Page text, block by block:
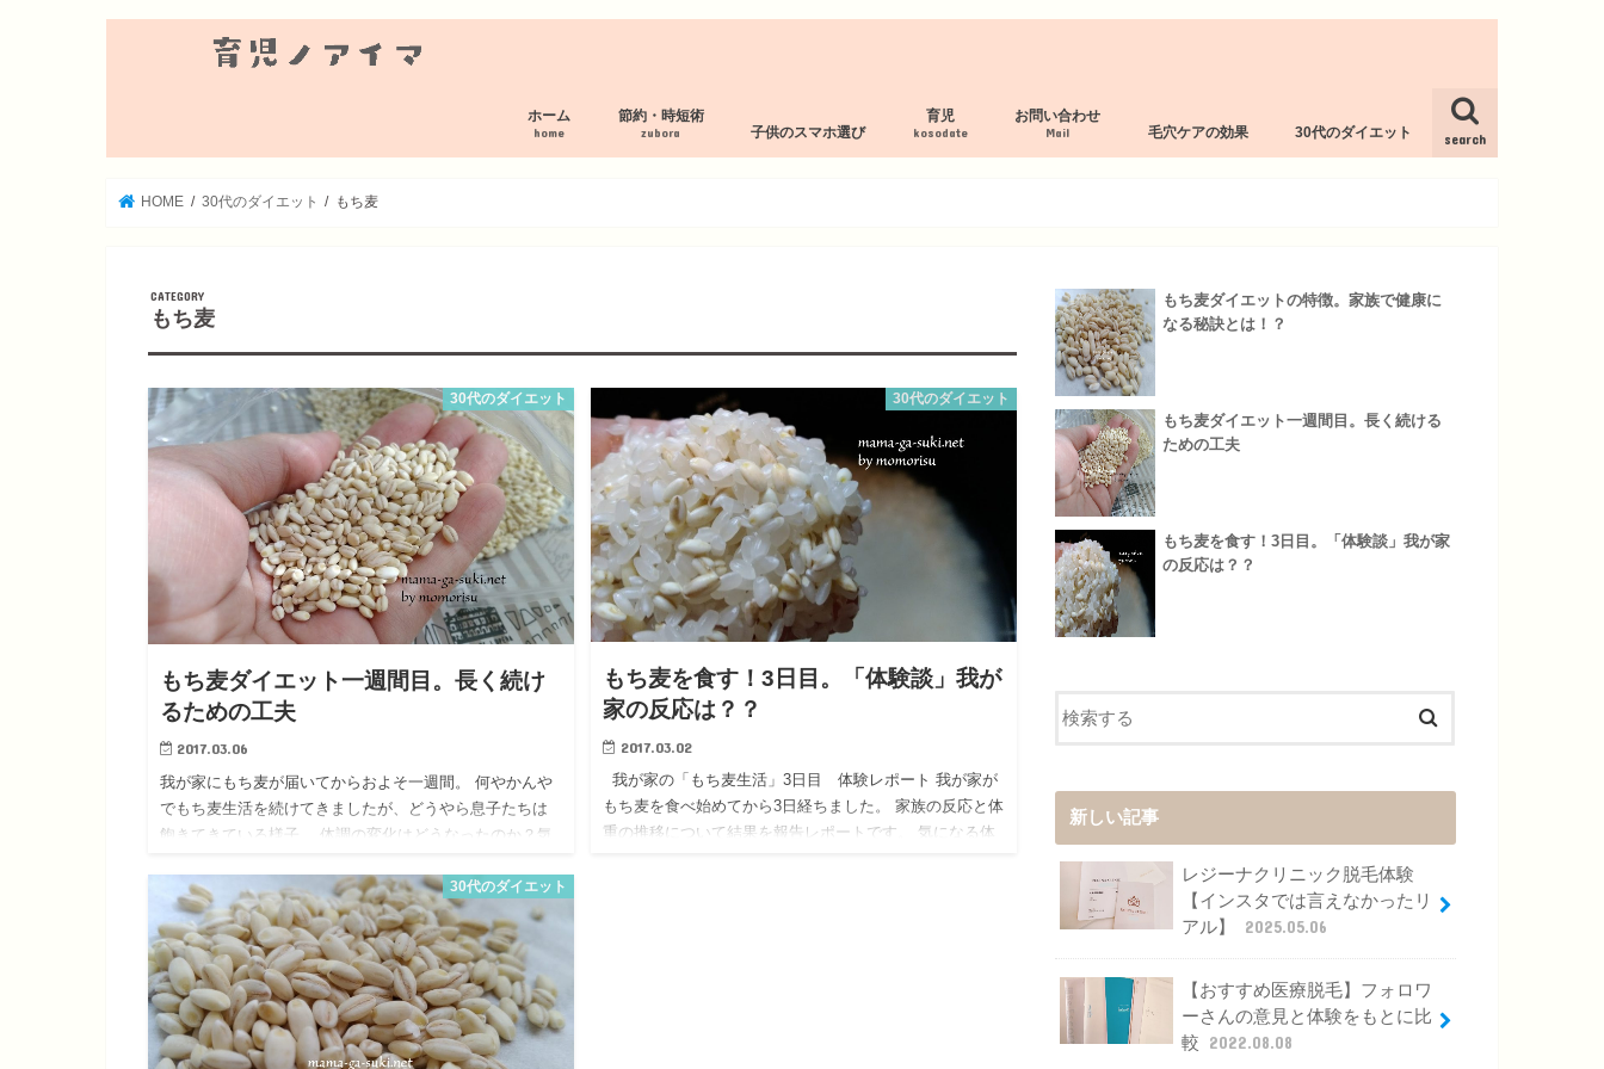
search
ホーム
home
節約・時短術
zubora 子供のスマホ選び
育児
kosodate
お問い合わせ
Mail 毛穴ケアの効果 30代のダイエット
HOME 30代のダイエット もち麦
もち麦
30代のダイエット
もち麦ダイエット一週間目。長く続け
るための工夫
2017.03.06
我が家にもち麦が届いてからおよそ一週間。 何やかんや
でもち麦生活を続けてきましたが、どうやら息子たちは
飽きてきている様子。 体調の変化はどうなったのか？気
す。 もち麦 以…
30代のダイエット
もち麦を食す！3日目。「体験談」我が
家の反応は？？
2017.03.02
我が家の「もち麦生活」3日目 体験レポート 我が家が
もち麦を食べ始めてから3日経ちました。 家族の反応と体
重の推移について結果を報告レポートです。 気になる体
30代のダイエット
もち麦ダイエットの特徴。家族で健康に
なる秘訣とは！？
もち麦ダイエット一週間目。長く続ける
ための工夫
もち麦を食す！3日目。「体験談」我が家
の反応は？？
新しい記事
レジーナクリニック脱毛体験
【インスタでは言えなかったリ
アル】
2025.05.06
【おすすめ医療脱毛】フォロワ
ーさんの意見と体験をもとに比
較
2022.08.08